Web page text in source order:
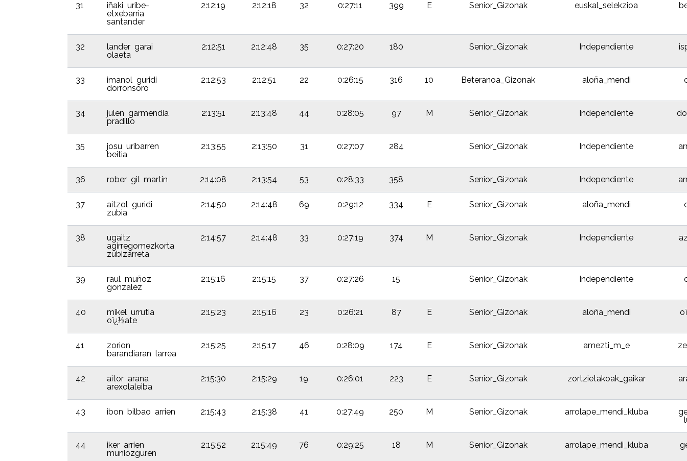
31
iñaki uribe-
etxebarria
santander
2:12:19 2:12:18 32 0:27:11 399 E Senior_Gizonak euskal_selekzioa
32
lander garai
olaeta
2:12:51 2:12:48 35 0:27:20 180 Senior_Gizonak Independiente
33
imanol guridi
dorronsoro
2:12:53 2:12:51 22 0:26:15 316 10 Beteranoa_Gizonak aloña_mendi
34
julen garmendia
pradillo
2:13:51 2:13:48 44 0:28:05 97 M Senior_Gizonak Independiente
35
josu uribarren
beitia
2:13:55 2:13:50 31 0:27:07 284 Senior_Gizonak Independiente
36 rober gil martin 2:14:08 2:13:54 53 0:28:33 358 Senior_Gizonak Independiente
37
aitzol guridi
zubia
2:14:50 2:14:48 69 0:29:12 334 E Senior_Gizonak aloña_mendi
38
ugaitz
agirregomezkorta
zubizarreta
2:14:57 2:14:48 33 0:27:19 374 M Senior_Gizonak Independiente
39
raul muñoz
gonzalez
2:15:16 2:15:15 37 0:27:26 15 Senior_Gizonak Independiente
40
mikel urrutia
oï¿½ate
2:15:23 2:15:16 23 0:26:21 87 E Senior_Gizonak aloña_mendi
41
zorion
barandiaran larrea
2:15:25 2:15:17 46 0:28:09 174 E Senior_Gizonak amezti_m_e
42
aitor arana
arexolaleiba
2:15:30 2:15:29 19 0:26:01 223 E Senior_Gizonak zortzietakoak_gaikar
43 ibon bilbao arrien 2:15:43 2:15:38 41 0:27:49 250 M Senior_Gizonak arrolape_mendi_kluba
44
iker arrien
muniozguren
2:15:52 2:15:49 76 0:29:25 18 M Senior_Gizonak arrolape_mendi_kluba